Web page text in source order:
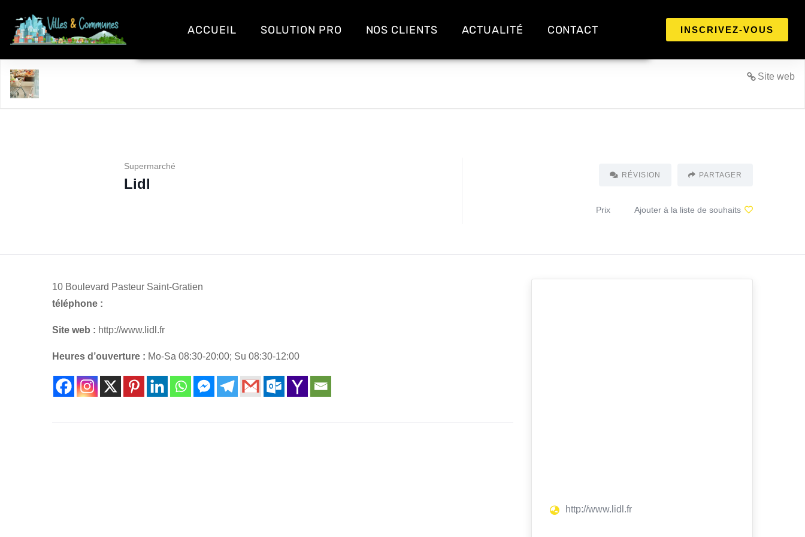
ACCUEIL SOLUTION PRO NOS CLIENTS ACTUALITÉ CONTACT INSCRIVEZ-VOUS
Site web
Supermarché
Lidl
RÉVISION PARTAGER
Prix Ajouter à la liste de souhaits
10 Boulevard Pasteur Saint-Gratien
téléphone :
Site web : http://www.lidl.fr
Heures d’ouverture : Mo-Sa 08:30-20:00; Su 08:30-12:00
http://www.lidl.fr